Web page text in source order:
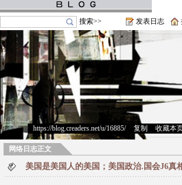
搜索>> 发表日志
https://blog.creaders.net/u/16885/> 复制 收藏本
网络日志正文
美国是美国人的美国；美国政治.国会J6真